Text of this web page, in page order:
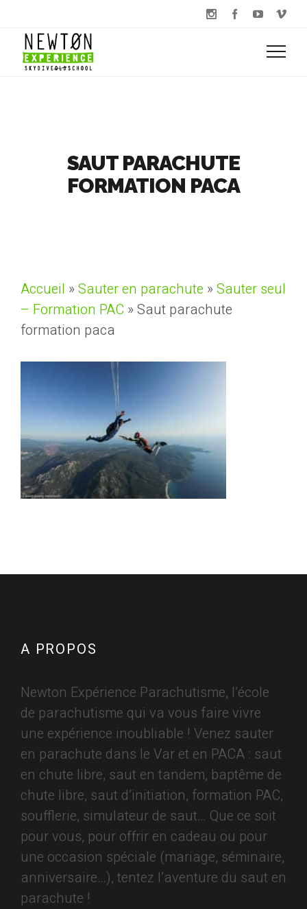
SAUT PARACHUTE
FORMATION PACA
Accueil » Sauter en parachute » Sauter seul
– Formation PAC » Saut parachute
formation paca
A PROPOS
Newton Expérience Parachutisme, l’école
de parachutisme qui va vous faire vivre
une expérience inoubliable ! Venez sauter
en parachute dans le Var et en PACA : saut
en chute libre, saut en tandem, baptême de
chute libre, saut d’initiation, formation PAC,
soufflerie, simulateur de saut… Que ce soit
pour vous, pour offrir en cadeau ou pour
une occasion spéciale (mariage, séminaire,
anniversaire…), tentez l’aventure du saut en
parachute !